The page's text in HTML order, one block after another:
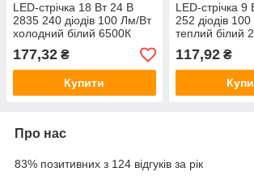
LED-стрічка 18 Вт 24 В
2835 240 діодів 100 Лм/Вт
холодний білий 6500К
(серія Externum), гарантія
3 роки EH-STR9IP
177,32 ₴
Купити
LED-стрічка
252 діодів
теплий білий
COB),
STR1COB
117,92₴
Про нас
83% позитивних з 124 відгуків за рік